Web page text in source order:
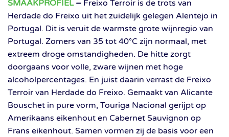
SMAAKPROFIEL– Freixo Terroir is de trots van
Herdade do Freixo uit het zuidelijk gelegen Alentejo in
Portugal. Dit is veruit de warmste grote wijnregio van
Portugal. Zomers van 35 tot 40°C zijn normaal, met
extreem droge omstandigheden. De hitte zorgt
doorgaans voor volle, zware wijnen met hoge
alcoholpercentages. En juist daarin verrast de Freixo
Terroir van Herdade do Freixo. Gemaakt van Alicante
Bouschet in pure vorm, Touriga Nacional gerijpt op
Amerikaans eikenhout en Cabernet Sauvignon op
Frans eikenhout. Samen vormen zij de basis voor een